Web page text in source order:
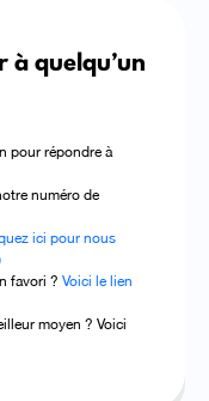
à quelqu’un
pour répondre à
numéro de
ici pour nous
favori ?Voici le lien
moyen ? Voici